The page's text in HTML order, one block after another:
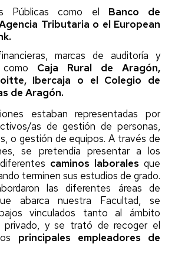
Públicas como el Banco de
Tributaria o el European
marcas de auditoría y
como Caja Rural de Aragón,
Ibercaja o el Colegio de
de Aragón.
estaban representadas por
as de gestión de personas,
o gestión de equipos. A través de
se pretendía presentar a los
caminos laborales que
terminen sus estudios de grado.
las diferentes áreas de
abarca nuestra Facultad, se
vinculados tanto al ámbito
privado, y se trató de recoger el
principales empleadores de